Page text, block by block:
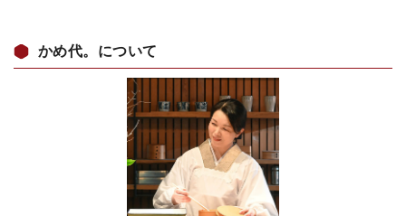
かめ代。について